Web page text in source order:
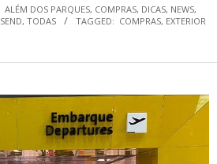
ALÉM DOS PARQUES, COMPRAS, DICAS, NEWS,
SEND, TODAS TAGGED: COMPRAS, EXTERIOR